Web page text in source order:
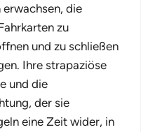
erwachsen, die
zu
und zu schließen
Ihre strapaziöse
und die
der sie
eine Zeit wider, in